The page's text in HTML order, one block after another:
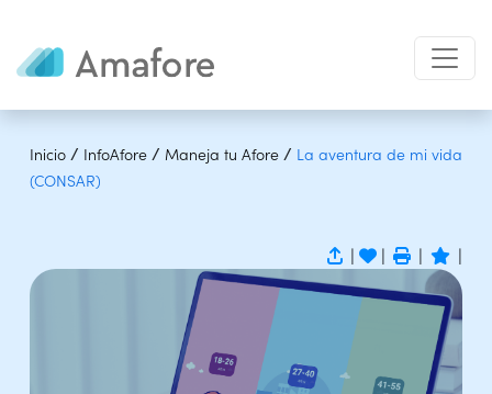
Inicio / InfoAfore / Maneja tu Afore / La aventura de mi vida
(CONSAR)
| | | |